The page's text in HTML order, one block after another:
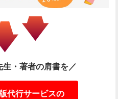
・著者の肩書を／
代行サービスの